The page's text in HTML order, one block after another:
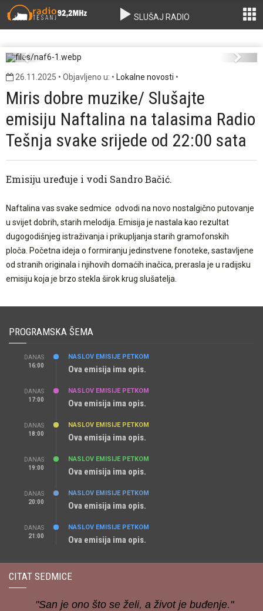
SLUŠAJ RADIO
Previous Next
26.11.2025 • Objavljeno u: • Lokalne novosti •
Miris dobre muzike/ Slušajte
emisiju Naftalina na talasima Radio
Tešnja svake srijede od 22:00 sata
Emisiju uređuje i vodi Sandro Bačić.
Naftalina vas svake sedmice odvodi na novo nostalgično putovanje
u svijet dobrih, starih melodija. Emisija je nastala kao rezultat
dugogodišnjeg istraživanja i prikupljanja starih gramofonskih
ploča. Početna ideja o formiranju jedinstvene fonoteke, sastavljene
od stranih originala i njihovih domaćih inačica, prerasla je u radijsku
emisiju koja je brzo stekla širok krug slušatelja.
PROGRAMSKA ŠEMA
DANAS
16:00
NASLOV EMISIJE PETKOM
Ova emisija ima opis.
DANAS
17:00
NASLOV EMISIJE PETKOM
Ova emisija ima opis.
DANAS
18:00
NASLOV EMISIJE PETKOM
Ova emisija ima opis.
DANAS
19:00
NASLOV EMISIJE PETKOM
Ova emisija ima opis.
DANAS
20:00
NASLOV EMISIJE PETKOM
Ova emisija ima opis.
DANAS
21:00
NASLOV EMISIJE PETKOM
Ova emisija ima opis.
CITAT SEDMICE
"San je ono što se želi, a život je buđenje."